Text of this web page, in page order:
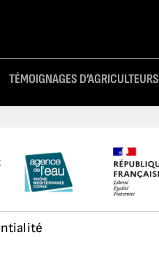
TÉMOIGNAGES D’AGRICULTEURS